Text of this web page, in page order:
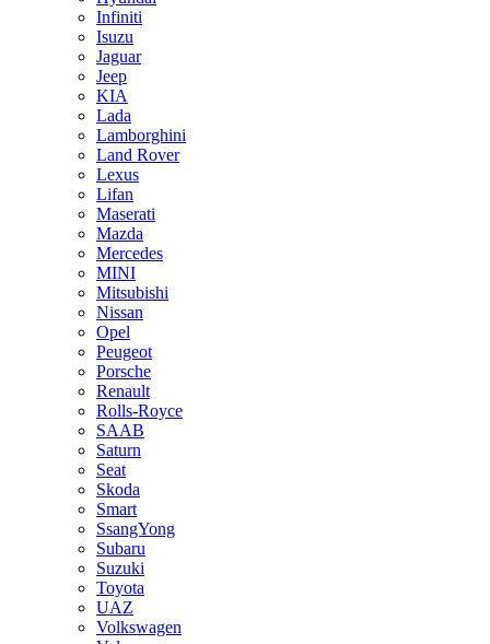
Infiniti
Isuzu
Jaguar
Jeep
KIA
Lada
Lamborghini
Land Rover
Lexus
Lifan
Maserati
Mazda
Mercedes
MINI
Mitsubishi
Nissan
Opel
Peugeot
Porsche
Renault
Rolls-Royce
SAAB
Saturn
Seat
Skoda
Smart
SsangYong
Subaru
Suzuki
Toyota
UAZ
Volkswagen